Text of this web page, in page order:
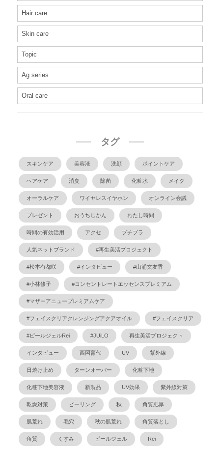
Hair care
Skin care
Topic
Ag series
Oral care
タグ
スキンケア 美容液 洗顔 ポイントケア
ヘアケア 消臭 除菌 化粧水 メイク
オーラルケア ワイヤレスイヤホン オンライン会議
プレゼント おうちじかん わたし時間
時間の有効活用 アクセ プチプラ
人気ネットブランド #再生美活プロジェクト
#松本有都咲 #インタビュー #山浦文友香
#小林修子 #コンセントレートエッセンスプレミアム
#マザーアニュープレミアムケア
#フェイスクリアクレンジングアクアオイル #フェイスクリア
#ピールジェルRei #JUiLO 再生美活プロジェクト
インタビュー 西岡育代 UV 紫外線
日焼け止め ターンオーバー 化粧下地
化粧下地美容液 新製品 UV効果 紫外線対策
乾燥対策 ピーリング 秋 角質肥厚
肌荒れ 毛穴 秋の肌荒れ 角質落とし
角質 くすみ ピールジェル Rei